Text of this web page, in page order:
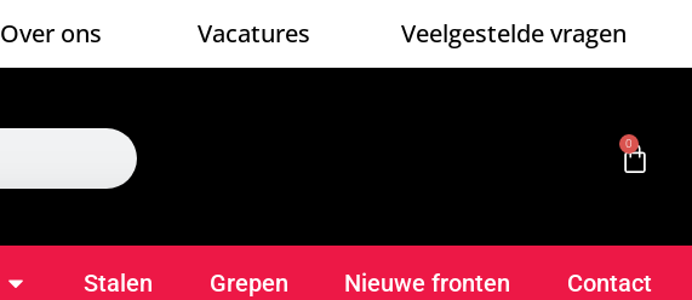
Over ons Vacatures Veelgestelde vragen
0
Stalen Grepen Nieuwe fronten Contact